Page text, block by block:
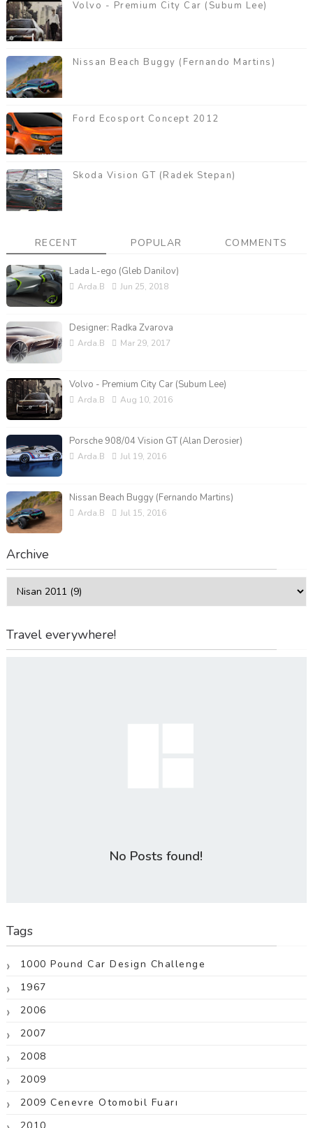
Volvo - Premium City Car (Subum Lee)
Nissan Beach Buggy (Fernando Martins)
Ford Ecosport Concept 2012
Skoda Vision GT (Radek Stepan)
RECENT POPULAR COMMENTS
Lada L-ego (Gleb Danilov)
Arda.B Jun 25, 2018
Designer: Radka Zvarova
Arda.B Mar 29, 2017
Volvo - Premium City Car (Subum Lee)
Arda.B Aug 10, 2016
Porsche 908/04 Vision GT (Alan Derosier)
Arda.B Jul 19, 2016
Nissan Beach Buggy (Fernando Martins)
Arda.B Jul 15, 2016
Archive
Travel everywhere!
No Posts found!
Tags
1000 Pound Car Design Challenge
1967
2006
2007
2008
2009
2009 Cenevre Otomobil Fuarı
2010